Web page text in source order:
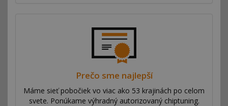
Prečo sme najlepší
Máme sieť pobočiek vo viac ako 53 krajinách po celom
svete. Ponúkame výhradný autorizovaný chiptuning.